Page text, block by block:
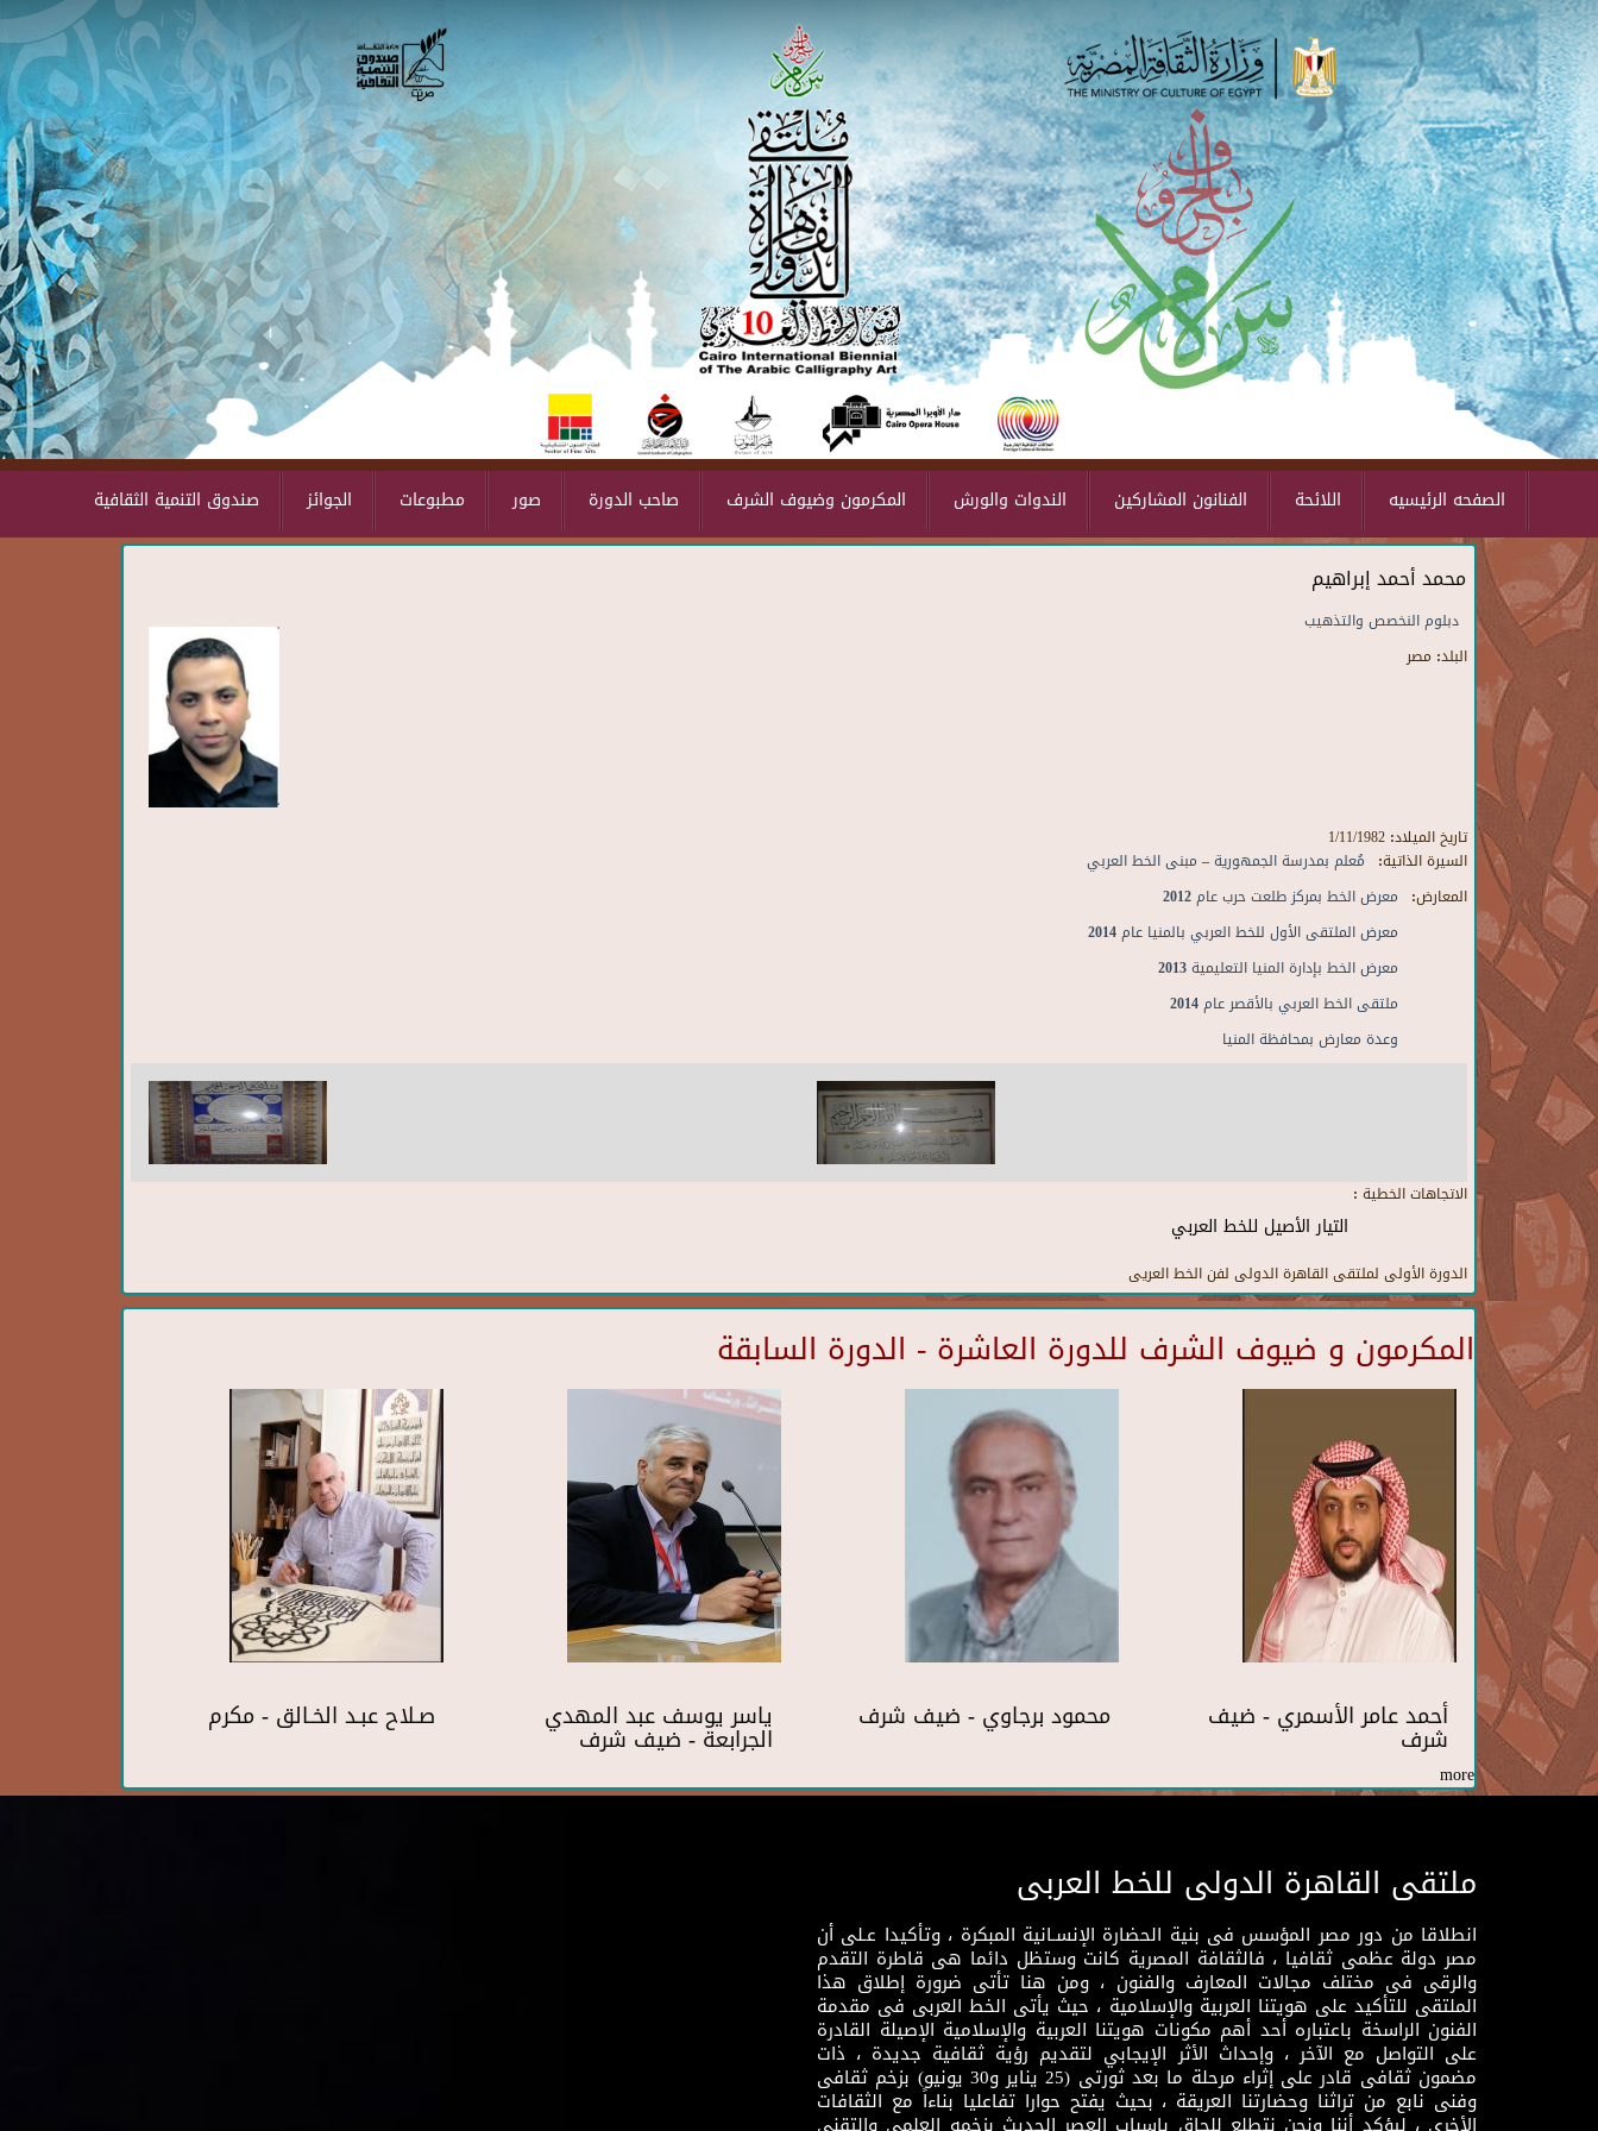
Skip to main content
صندوق التنمية الثقافية الجوائز مطبوعات صور صاحب الدورة المكرمون وضيوف الشرف الندوات والورش الفنانون المشاركين اللائحة الصفحه الرئيسيه
محمد أحمد إبراهيم
دبلوم النخصص والتذهيب
البلد: مصر
تاريخ الميلاد: 1/11/1982
السيرة الذاتية: مُعلم بمدرسة الجمهورية – مبنى الخط العربي
المعارض: معرض الخط بمركز طلعت حرب عام 2012
معرض الملتقى الأول للخط العربي بالمنيا عام 2014
معرض الخط بإدارة المنيا التعليمية 2013
ملتقى الخط العربي بالأقصر عام 2014
وعدة معارض بمحافظة المنيا
الاتجاهات الخطية :
التيار الأصيل للخط العربي
الدورة الأولى لملتقى القاهرة الدولى لفن الخط العريى
المكرمون و ضيوف الشرف للدورة العاشرة - الدورة السابقة
صـلاح عبـد الخـالق - مكرم ياسر يوسف عبد المهدي
الجرابعة - ضيف شرف
محمود برجاوي - ضيف شرف أحمد عامر الأسمري - ضيف
شرف
more
ملتقى القاهرة الدولى للخط العربى
انطلاقا من دور مصر المؤسس فى بنية الحضارة الإنسـانية المبكرة ، وتأكيدا عـلى أن
مصر دولة عظمى ثقافيا ، فالثقافة المصرية كانت وستظل دائما هى قاطرة التقدم
والرقى فى مختلف مجالات المعارف والفنون ، ومن هنا تأتى ضرورة إطلاق هذا
الملتقى للتأكيد على هويتنا العربية والإسلامية ، حيث يأتى الخط العربى فى مقدمة
الفنون الراسخة باعتباره أحد أهم مكونات هويتنا العربية والإسلامية الإصيلة القادرة
على التواصل مع الآخر ، وإحداث الأثر الإيجابي لتقديم رؤية ثقافية جديدة ، ذات
مضمون ثقافى قادر على إثراء مرحلة ما بعد ثورتى (25 يناير و30 يونيو) بزخم ثقافى
وفنى نابع من تراثنا وحضارتنا العريقة ، بحيث يفتح حوارا تفاعليا بناءاً مع الثقافات